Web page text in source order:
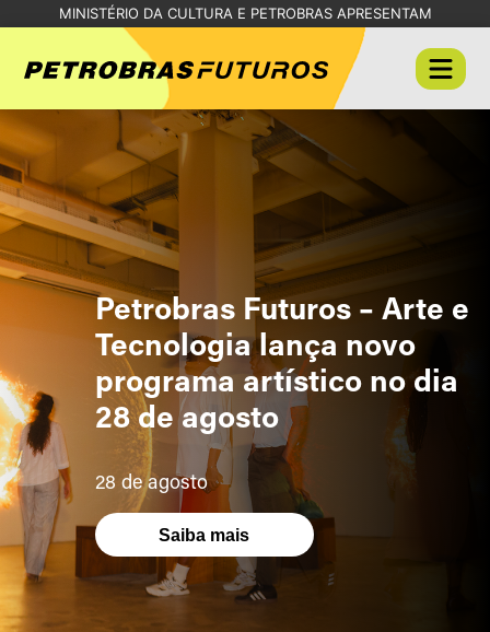
MINISTÉRIO DA CULTURA E PETROBRAS APRESENTAM
Petrobras Futuros – Arte e
Tecnologia lança novo
programa artístico no dia
28 de agosto
28 de agosto
Saiba mais